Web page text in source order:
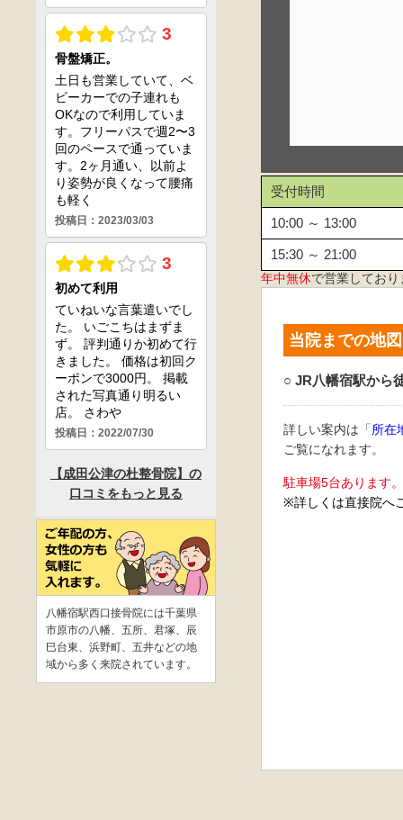
受付時間
10:00 ～ 13:00
15:30 ～ 21:00
年中無休で営業してお
当院までの地図
○ JR八幡宿駅から
詳しい案内は「所在
ご覧になれます。
駐車場5台あります。
※詳しくは直接院へ
八幡宿駅西口接骨院には千葉県
市原市の八幡、五所、君塚、辰
巳台東、浜野町、五井などの地
域から多く来院されています。